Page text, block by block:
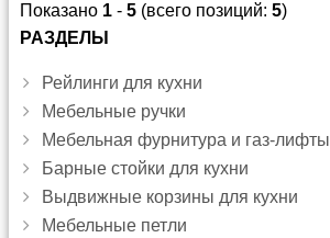
Показано 1 - 5 (всего позиций: 5)
РАЗДЕЛЫ
Рейлинги для кухни
Мебельные ручки
Мебельная фурнитура и газ-лифты
Барные стойки для кухни
Выдвижные корзины для кухни
Мебельные петли